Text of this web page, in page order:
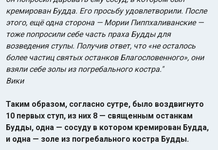
кремирован Будда. Его просьбу удовлетворили. После
этого, ещё одна сторона — Мории Пиппхаливанские —
тоже попросили себе часть праха Будды для
возведения ступы. Получив ответ, что «не осталось
более частиц святых останков Благословенного», они
взяли себе золы из погребального костра."
Вики
Таким образом, согласно сутре, было воздвигнуто
10 первых ступ, из них 8 — священным останкам
Будды, одна — сосуду в котором кремирован Будда,
и одна — золе из погребального костра Будды.